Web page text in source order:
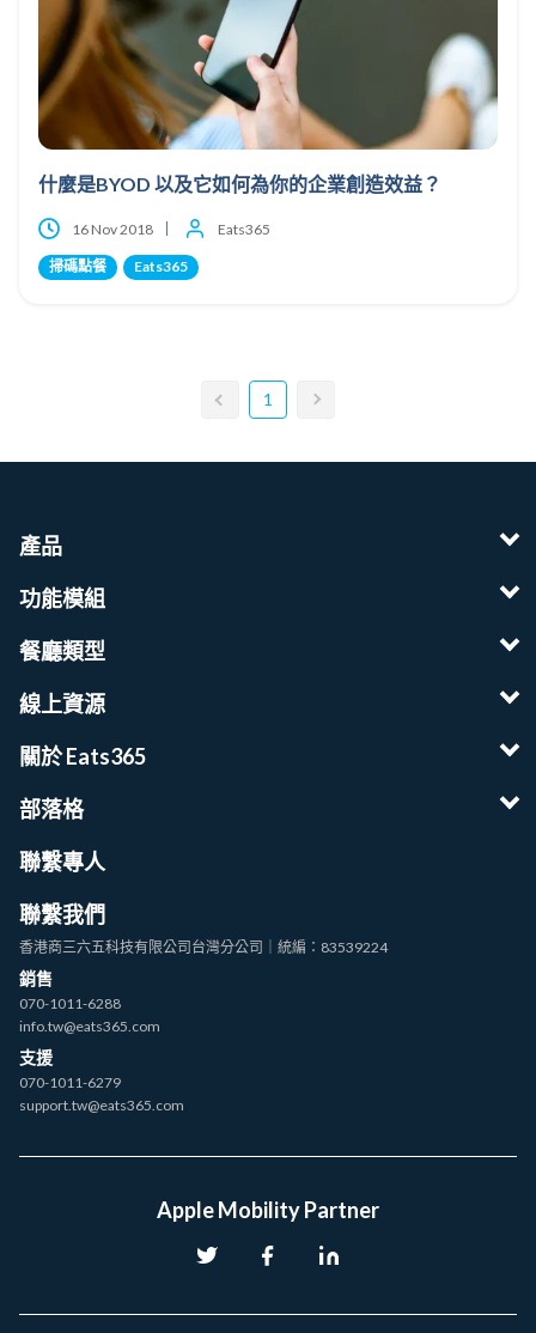
什麼是BYOD 以及它如何為你的企業創造效益？
16 Nov 2018 Eats365
掃碼點餐 Eats365
1
產品
功能模組
餐廳類型
線上資源
關於 Eats365
部落格
聯繫專人
聯繫我們
香港商三六五科技有限公司台灣分公司｜統編：83539224
銷售
070-1011-6288
info.tw@eats365.com
支援
070-1011-6279
support.tw@eats365.com
Apple Mobility Partner